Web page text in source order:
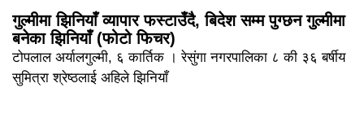
गुल्मीमा झिनियाँ व्यापार फस्टाउँदै, बिदेश सम्म पुग्छन गुल्मीमा
बनेका झिनियाँ (फोटो फिचर)
टोपलाल अर्यालगुल्मी, ६ कार्तिक । रेसुंगा नगरपालिका ८ की ३६ बर्षीय
सुमित्रा श्रेष्ठलाई अहिले झिनियाँ